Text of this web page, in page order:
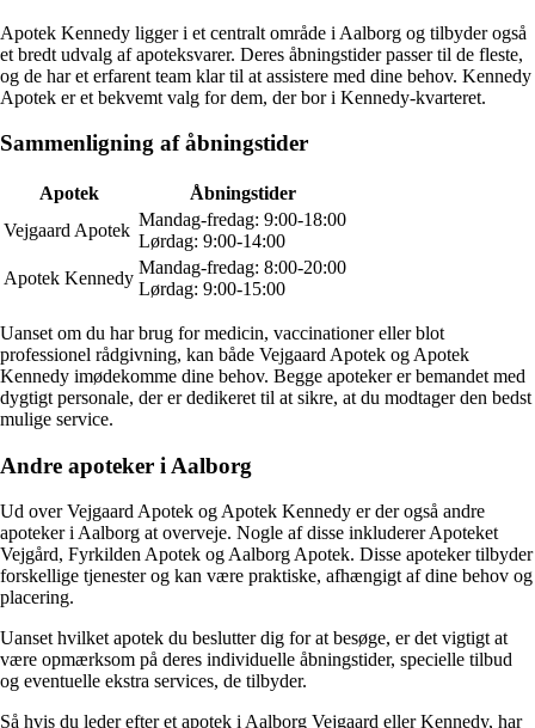
Apotek Kennedy ligger i et centralt område i Aalborg og tilbyder også
et bredt udvalg af apoteksvarer. Deres åbningstider passer til de fleste,
og de har et erfarent team klar til at assistere med dine behov. Kennedy
Apotek er et bekvemt valg for dem, der bor i Kennedy-kvarteret.
Sammenligning af åbningstider
Apotek
Åbningstider
Vejgaard Apotek
Mandag-fredag: 9:00-18:00
Lørdag: 9:00-14:00
Apotek Kennedy
Mandag-fredag: 8:00-20:00
Lørdag: 9:00-15:00
Uanset om du har brug for medicin, vaccinationer eller blot
professionel rådgivning, kan både Vejgaard Apotek og Apotek
Kennedy imødekomme dine behov. Begge apoteker er bemandet med
dygtigt personale, der er dedikeret til at sikre, at du modtager den bedst
mulige service.
Andre apoteker i Aalborg
Ud over Vejgaard Apotek og Apotek Kennedy er der også andre
apoteker i Aalborg at overveje. Nogle af disse inkluderer Apoteket
Vejgård, Fyrkilden Apotek og Aalborg Apotek. Disse apoteker tilbyder
forskellige tjenester og kan være praktiske, afhængigt af dine behov og
placering.
Uanset hvilket apotek du beslutter dig for at besøge, er det vigtigt at
være opmærksom på deres individuelle åbningstider, specielle tilbud
og eventuelle ekstra services, de tilbyder.
Så hvis du leder efter et apotek i Aalborg Vejgaard eller Kennedy, har